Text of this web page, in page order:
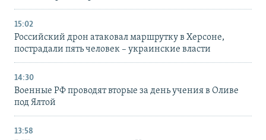
15:02
Российский дрон атаковал маршрутку в Херсоне,
пострадали пять человек – украинские власти
14:30
Военные РФ проводят вторые за день учения в Оливе
под Ялтой
13:58